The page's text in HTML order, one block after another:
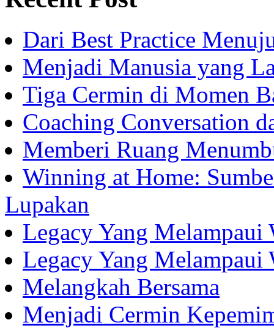
Dari Best Practice
Menjadi Manusia yang
Tiga Cermin di Momen
Coaching Conversation
Memberi Ruang
Winning at Home:
Lupakan
Legacy Yang Melampaui
Legacy Yang Melampaui
Melangkah Bersama
Menjadi Cermin